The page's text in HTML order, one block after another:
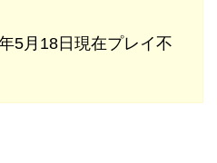
5月18日現在プレイ不